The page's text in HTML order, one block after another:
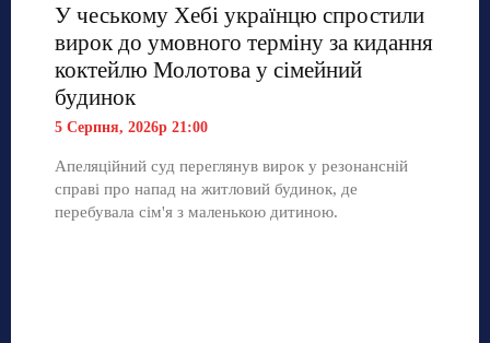
У чеському Хебі українцю спростили
вирок до умовного терміну за кидання
коктейлю Молотова у сімейний
будинок
5 Серпня, 2026р 21:00
Апеляційний суд переглянув вирок у резонансній
справі про напад на житловий будинок, де
перебувала сім'я з маленькою дитиною.